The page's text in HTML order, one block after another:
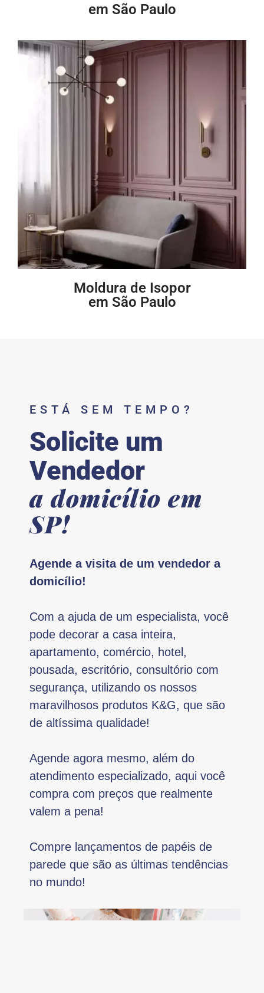
em São Paulo
Moldura de Isopor
em São Paulo
ESTÁ SEM TEMPO?
Solicite um
Vendedor
a domicílio em
SP!
Agende a visita de um vendedor a
domicílio!
Com a ajuda de um especialista, você
pode decorar a casa inteira,
apartamento, comércio, hotel,
pousada, escritório, consultório com
segurança, utilizando os nossos
maravilhosos produtos K&G, que são
de altíssima qualidade!
Agende agora mesmo, além do
atendimento especializado, aqui você
compra com preços que realmente
valem a pena!
Compre lançamentos de papéis de
parede que são as últimas tendências
no mundo!